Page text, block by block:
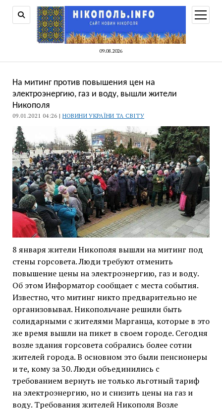
09.08.2026
меню
На митинг против повышения цен на
электроэнергию, газ и воду, вышли жители
Никополя
09.01.2021 04:26 | НОВИНИ УКРАЇНИ ТА СВІТУ
8 января жители Никополя вышли на митинг под
стены горсовета. Люди требуют отменить
повышение цены на электроэнергию, газ и воду.
Об этом Информатор сообщает с места события.
Известно, что митинг никто предварительно не
организовывал. Никопольчане решили быть
солидарными с жителями Марганца, которые в это
же время вышли на пикет в своем городе. Сегодня
возле здания горсовета собрались более сотни
жителей города. В основном это были пенсионеры
и те, кому за 30. Люди объединились с
требованием вернуть не только льготный тариф
на электроэнергию, но и снизить цены на газ и
воду. Требования жителей Никополя Возле